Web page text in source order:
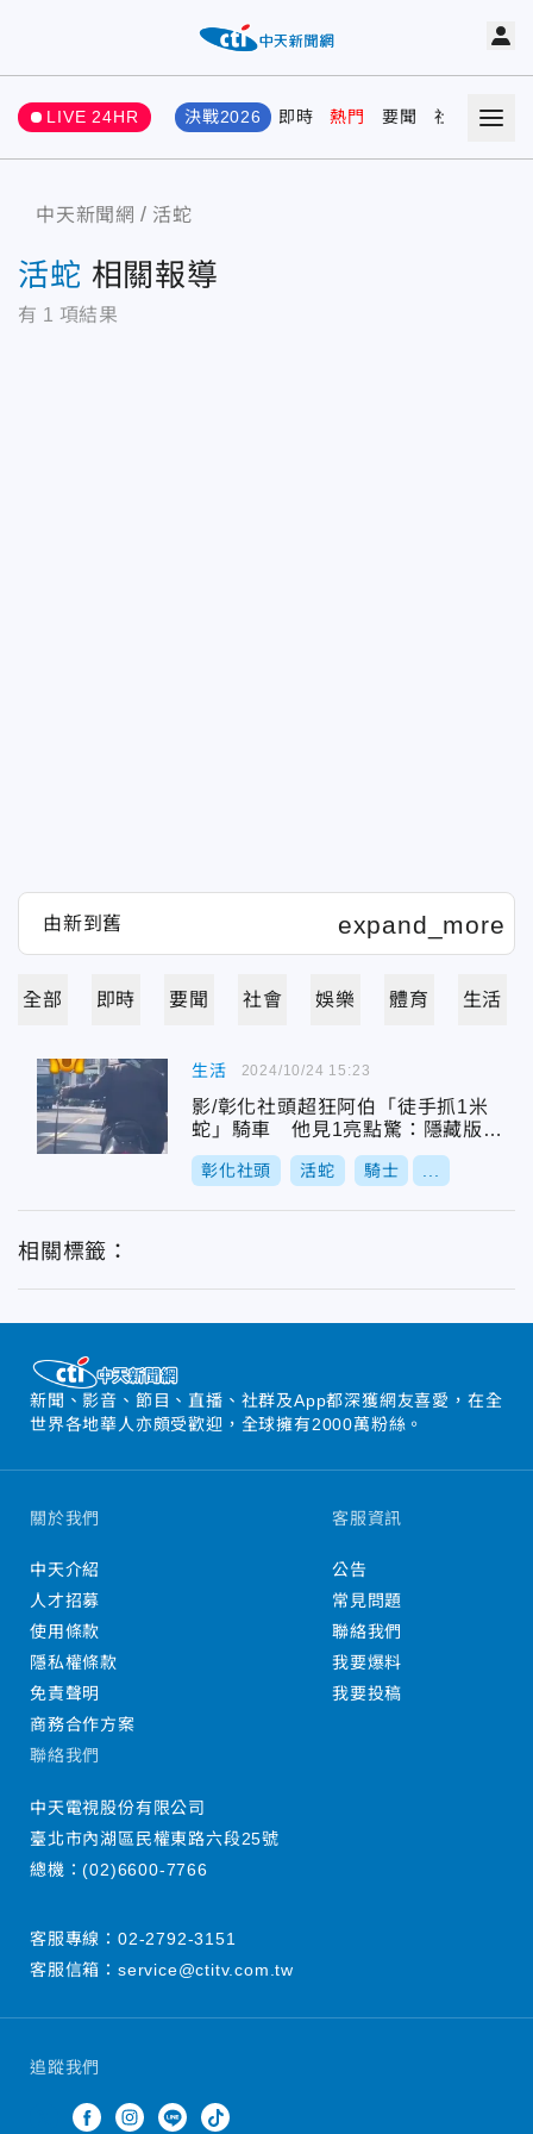
LIVE 24HR 決戰2026 即時 熱門 要聞 社會 娛樂
中天新聞網 活蛇
活蛇 相關報導
有 1 項結果
全部 即時 要聞 社會 娛樂 體育 生活
生活
影/彰化社頭超狂阿伯「徒手抓1米
蛇」騎車 他見1亮點驚：隱藏版消
防員？
彰化社頭 活蛇 騎士
2024/10/24 15:23
相關標籤：
新聞、影音、節目、直播、社群及App都深獲網友喜愛，在全
世界各地華人亦頗受歡迎，全球擁有2000萬粉絲。
追蹤我們
關於我們
中天介紹
人才招募
使用條款
隱私權條款
免責聲明
商務合作方案
客服資訊
公告
常見問題
聯絡我們
我要爆料
我要投稿
聯絡我們
中天電視股份有限公司
臺北市內湖區民權東路六段25號
總機：(02)6600-7766
客服專線： 02-2792-3151
客服信箱： service@ctitv.com.tw